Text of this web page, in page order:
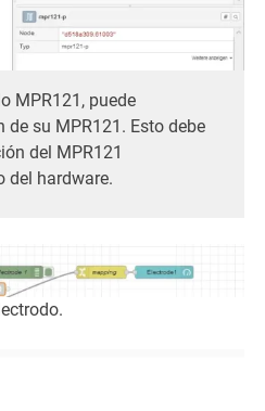
MPR121, puede
su MPR121. Esto debe
del MPR121
del hardware.